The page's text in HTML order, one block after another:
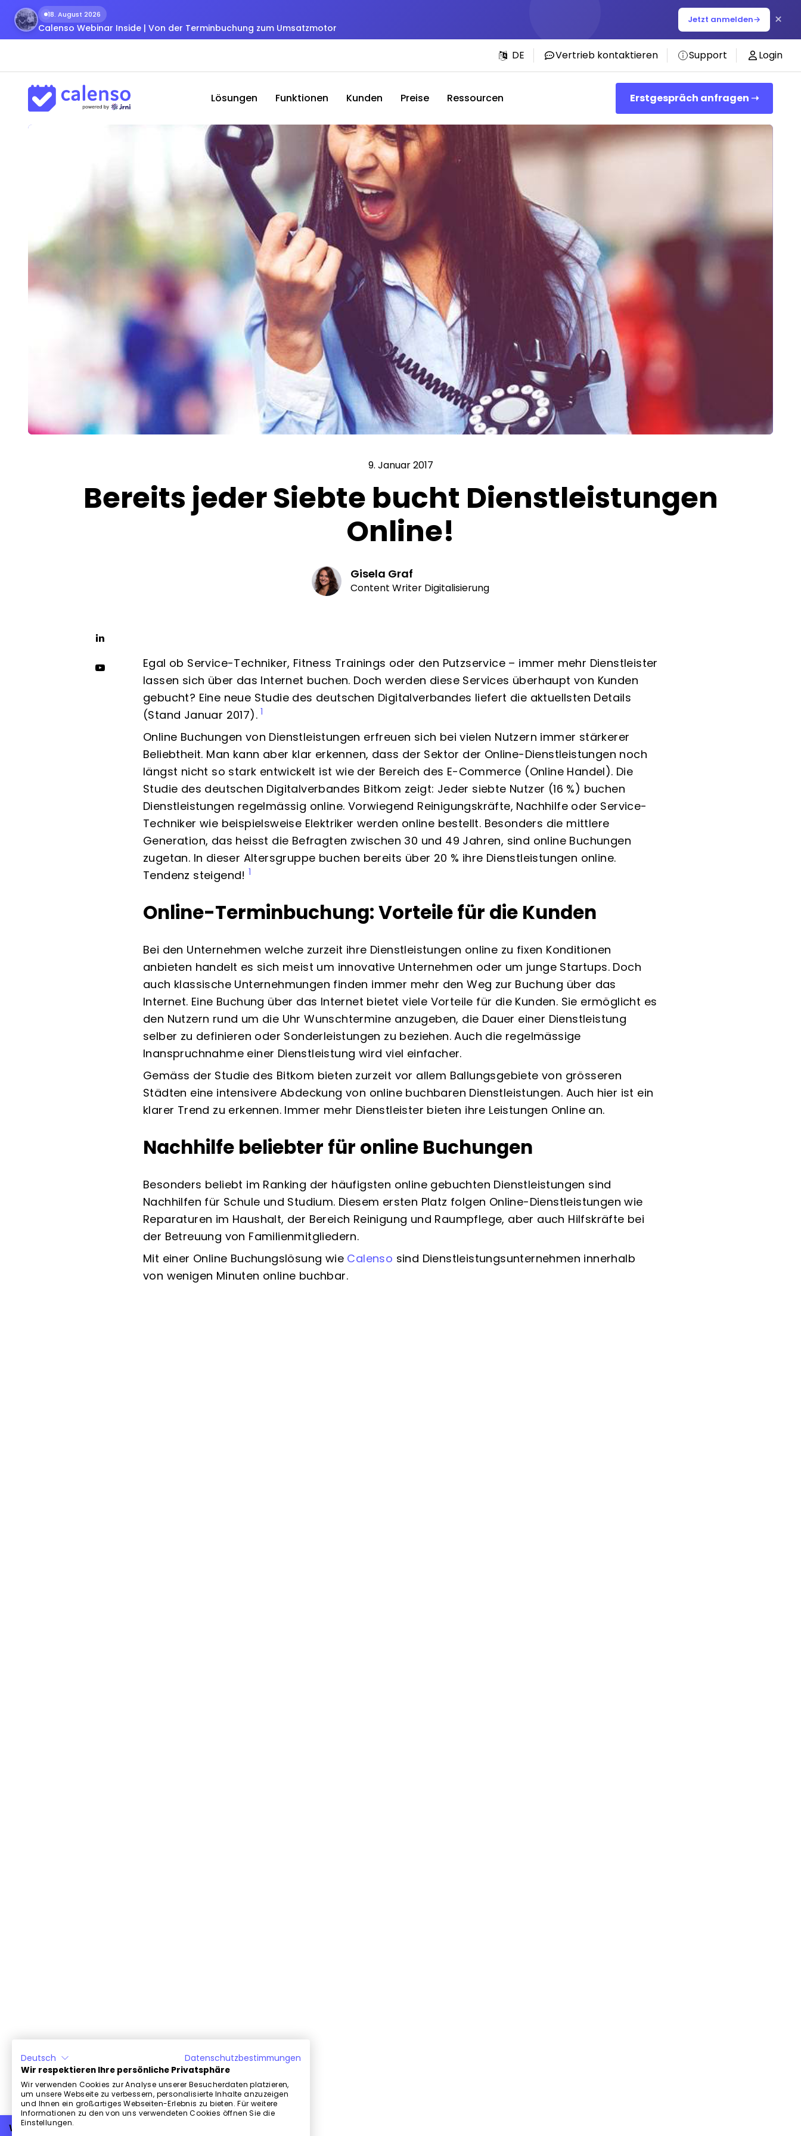
18. August 2026
Calenso Webinar Inside | Von der Terminbuchung zum Umsatzmotor
Jetzt anmelden→ ×
DE Vertrieb kontaktieren Support Login
Erstgespräch anfragen ➝
Lösungen Funktionen Kunden Preise Ressourcen
9. Januar 2017
Bereits jeder Siebte bucht Dienstleistungen
Online!
Gisela Graf
Content Writer Digitalisierung
Egal ob Service-Techniker, Fitness Trainings oder den Putzservice – immer mehr Dienstleister
lassen sich über das Internet buchen. Doch werden diese Services überhaupt von Kunden
gebucht? Eine neue Studie des deutschen Digitalverbandes liefert die aktuellsten Details
(Stand Januar 2017). 1
Online Buchungen von Dienstleistungen erfreuen sich bei vielen Nutzern immer stärkerer
Beliebtheit. Man kann aber klar erkennen, dass der Sektor der Online-Dienstleistungen noch
längst nicht so stark entwickelt ist wie der Bereich des E-Commerce (Online Handel). Die
Studie des deutschen Digitalverbandes Bitkom zeigt: Jeder siebte Nutzer (16 %) buchen
Dienstleistungen regelmässig online. Vorwiegend Reinigungskräfte, Nachhilfe oder Service-
Techniker wie beispielsweise Elektriker werden online bestellt. Besonders die mittlere
Generation, das heisst die Befragten zwischen 30 und 49 Jahren, sind online Buchungen
zugetan. In dieser Altersgruppe buchen bereits über 20 % ihre Dienstleistungen online.
Tendenz steigend! 1
Online-Terminbuchung: Vorteile für die Kunden
Bei den Unternehmen welche zurzeit ihre Dienstleistungen online zu fixen Konditionen
anbieten handelt es sich meist um innovative Unternehmen oder um junge Startups. Doch
auch klassische Unternehmungen finden immer mehr den Weg zur Buchung über das
Internet. Eine Buchung über das Internet bietet viele Vorteile für die Kunden. Sie ermöglicht es
den Nutzern rund um die Uhr Wunschtermine anzugeben, die Dauer einer Dienstleistung
selber zu definieren oder Sonderleistungen zu beziehen. Auch die regelmässige
Inanspruchnahme einer Dienstleistung wird viel einfacher.
Gemäss der Studie des Bitkom bieten zurzeit vor allem Ballungsgebiete von grösseren
Städten eine intensivere Abdeckung von online buchbaren Dienstleistungen. Auch hier ist ein
klarer Trend zu erkennen. Immer mehr Dienstleister bieten ihre Leistungen Online an.
Nachhilfe beliebter für online Buchungen
Besonders beliebt im Ranking der häufigsten online gebuchten Dienstleistungen sind
Nachhilfen für Schule und Studium. Diesem ersten Platz folgen Online-Dienstleistungen wie
Reparaturen im Haushalt, der Bereich Reinigung und Raumpflege, aber auch Hilfskräfte bei
der Betreuung von Familienmitgliedern.
Mit einer Online Buchungslösung wie Calenso sind Dienstleistungsunternehmen innerhalb
von wenigen Minuten online buchbar.
Weiterlesen
Deutsch
Datenschutzbestimmungen
Wir respektieren Ihre persönliche Privatsphäre
Wir verwenden Cookies zur Analyse unserer Besucherdaten platzieren,
um unsere Webseite zu verbessern, personalisierte Inhalte anzuzeigen
und Ihnen ein großartiges Webseiten-Erlebnis zu bieten. Für weitere
Informationen zu den von uns verwendeten Cookies öffnen Sie die
Einstellungen.